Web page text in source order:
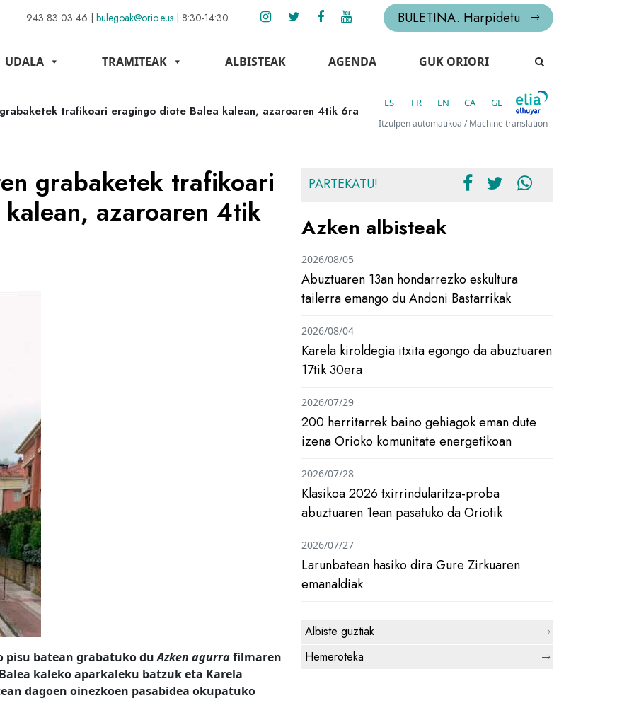
943 83 03 46 | bulegoak@orio.eus | 8:30-14:30 BULETINA. Harpidetu
UDALA TRAMITEAK ALBISTEAK AGENDA GUK ORIORI
grabaketek trafikoari eragingo diote Balea kalean, azaroaren 4tik 6ra
ES FR EN CA GL
Itzulpen automatikoa / Machine translation
grabaketek trafikoari
azaroaren 4tik
pisu batean grabatuko duAzken agurrafilmaren
kaleko aparkaleku batzuk eta Karela
dagoen oinezkoen pasabidea okupatuko
PARTEKATU!
Azken albisteak
Abuztuaren 13an hondarrezko eskultura
tailerra emango du Andoni Bastarrikak
2026/08/05
Karela kiroldegia itxita egongo da abuztuaren
17tik 30era
2026/08/04
200 herritarrek baino gehiagok eman dute
izena Orioko komunitate energetikoan
2026/07/29
Klasikoa 2026 txirrindularitza-proba
abuztuaren 1ean pasatuko da Oriotik
2026/07/28
Larunbatean hasiko dira Gure Zirkuaren
emanaldiak
2026/07/27
Albiste guztiak
Hemeroteka